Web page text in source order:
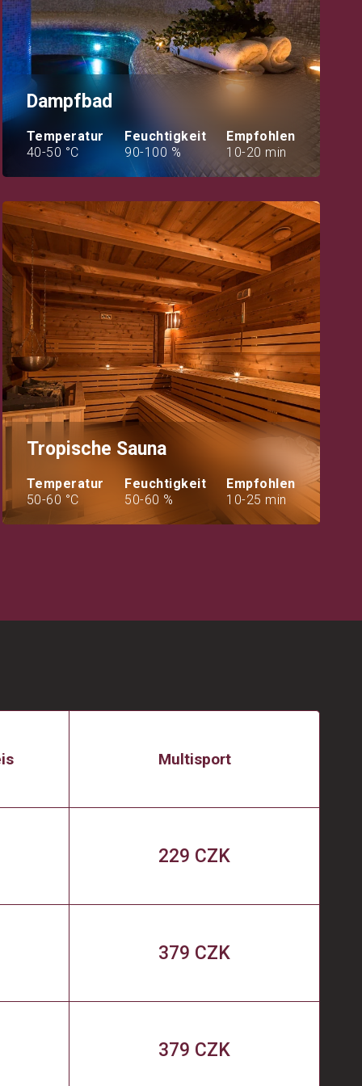
Dampfbad
Temperatur
40-50 °C
Feuchtigkeit
90-100 %
Empfohlen
10-20 min
Tropische Sauna
Temperatur
50-60 °C
Feuchtigkeit
50-60 %
Empfohlen
10-25 min
Multisport
229 CZK
379 CZK
379 CZK